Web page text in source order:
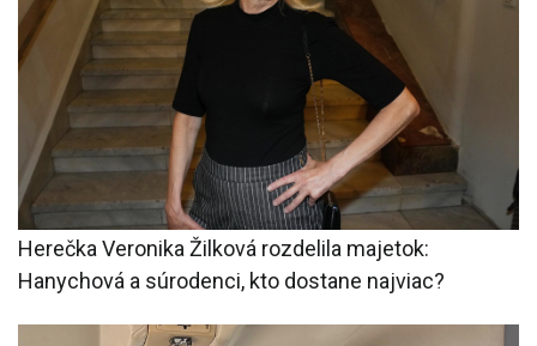
Herečka Veronika Žilková rozdelila majetok:
Hanychová a súrodenci, kto dostane najviac?